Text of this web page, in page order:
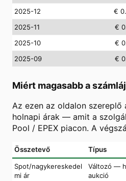
2025-12
€
2025-11
€
2025-10
€
2025-09
€
Miért magasabb a
Az ezen az oldalon szereplő
holnapi árak — amit a
Pool / EPEX piacon. A
Összetevő Típus
Spot/nagykereskedel
mi ár
Változó —
aukció